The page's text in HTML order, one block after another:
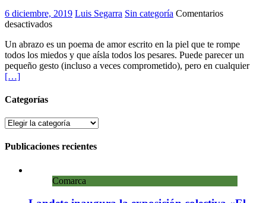
6 diciembre, 2019 Luis Segarra Sin categoría Comentarios
desactivadosen
abrazo
es
un
en
la
Un abrazo es un poema de amor escrito en la piel que te rompe
todos los miedos y que aísla todos los pesares. Puede parecer un
pequeño gesto (incluso a veces comprometido), pero en cualquier
[…]
Categorías
Categorías
Publicaciones recientes
Comarca